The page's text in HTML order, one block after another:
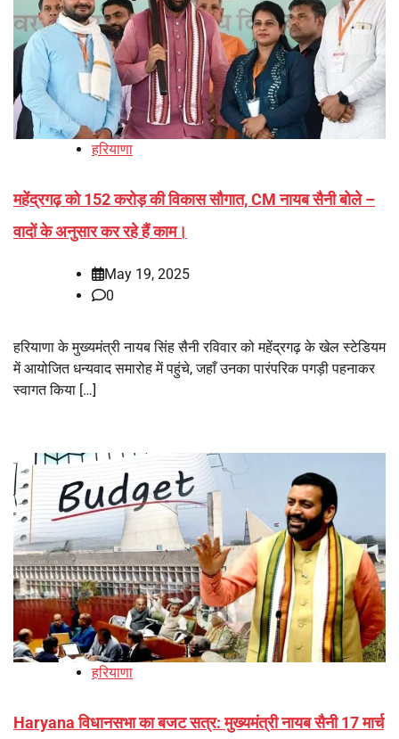
हरियाणा
महेंद्रगढ़ को 152 करोड़ की विकास सौगात, CM नायब सैनी बोले –
वादों के अनुसार कर रहे हैं काम।
May 19, 2025
0
हरियाणा के मुख्यमंत्री नायब सिंह सैनी रविवार को महेंद्रगढ़ के खेल स्टेडियम
में आयोजित धन्यवाद समारोह में पहुंचे, जहाँ उनका पारंपरिक पगड़ी पहनाकर
स्वागत किया […]
हरियाणा
Haryana विधानसभा का बजट सत्र: मुख्यमंत्री नायब सैनी 17 मार्च